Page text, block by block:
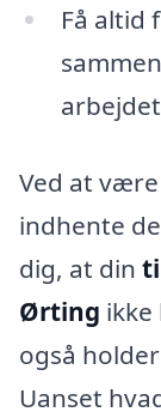
Få altid
Ved at
indhente
dig, at din
Ørting ikke
også
Uanset